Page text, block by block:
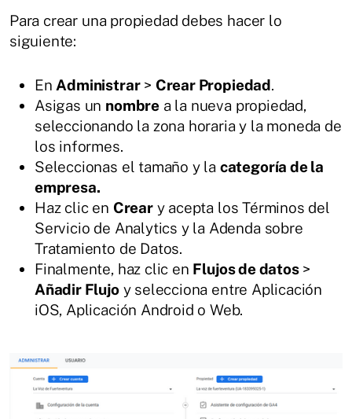
Para crear una propiedad debes hacer lo
siguiente:
En Administrar> Crear Propiedad.
Asigas un nombrea la nueva propiedad,
seleccionando la zona horaria y la moneda de
los informes.
Seleccionas el tamaño y la categoría de la
empresa.
Haz clic en Creary acepta los Términos del
Servicio de Analytics y la Adenda sobre
Tratamiento de Datos.
Finalmente, haz clic en Flujos de datos>
Añadir Flujoy selecciona entre Aplicación
iOS, Aplicación Android o Web.